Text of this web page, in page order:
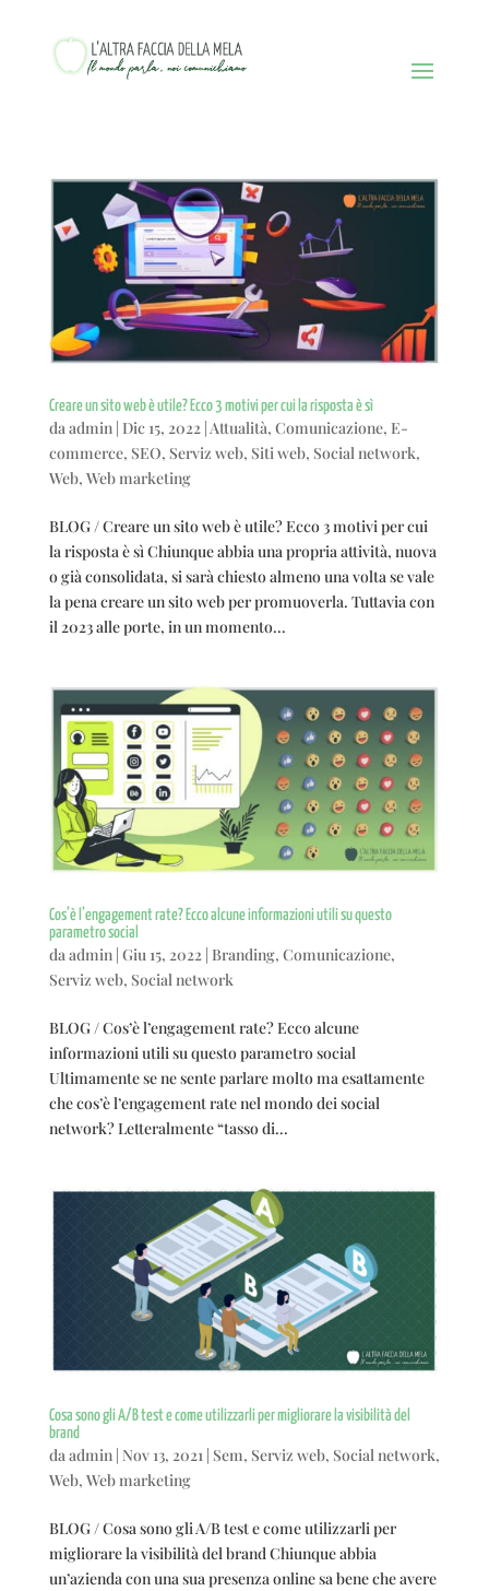
Creare un sito web è utile? Ecco 3 motivi per cui la risposta è sì
daadmin| Dic 15, 2022| Attualità, Comunicazione, E-
commerce, SEO, Serviz web, Siti web, Social network,
Web, Web marketing
BLOG / Creare un sito web è utile? Ecco 3 motivi per cui
la risposta è sì Chiunque abbia una propria attività, nuova
o già consolidata, si sarà chiesto almeno una volta se vale
la pena creare un sito web per promuoverla. Tuttavia con
il 2023 alle porte, in un momento...
Cos’è l’engagement rate? Ecco alcune informazioni utili su questo
parametro social
daadmin| Giu 15, 2022| Branding, Comunicazione,
Serviz web, Social network
BLOG / Cos’è l’engagement rate? Ecco alcune
informazioni utili su questo parametro social
Ultimamente se ne sente parlare molto ma esattamente
che cos’è l’engagement rate nel mondo dei social
network? Letteralmente “tasso di...
Cosa sono gli A/B test e come utilizzarli per migliorare la visibilità del
brand
daadmin| Nov 13, 2021| Sem, Serviz web, Social network,
Web, Web marketing
BLOG / Cosa sono gli A/B test e come utilizzarli per
migliorare la visibilità del brand Chiunque abbia
un’azienda con una sua presenza online sa bene che avere